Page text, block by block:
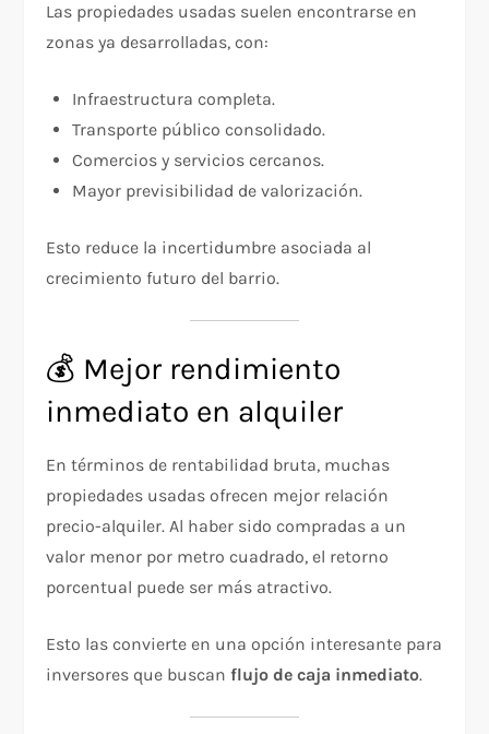
Las propiedades usadas suelen encontrarse en
zonas ya desarrolladas, con:
Infraestructura completa.
Transporte público consolidado.
Comercios y servicios cercanos.
Mayor previsibilidad de valorización.
Esto reduce la incertidumbre asociada al
crecimiento futuro del barrio.
💰 Mejor rendimiento
inmediato en alquiler
En términos de rentabilidad bruta, muchas
propiedades usadas ofrecen mejor relación
precio-alquiler. Al haber sido compradas a un
valor menor por metro cuadrado, el retorno
porcentual puede ser más atractivo.
Esto las convierte en una opción interesante para
inversores que buscanflujo de caja inmediato.